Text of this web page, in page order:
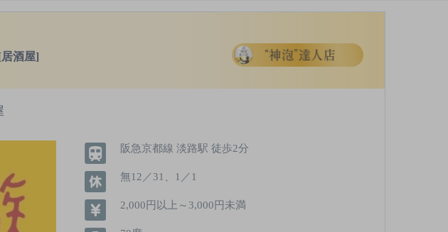
酒屋]
阪急京都線 淡路駅 徒歩2分
無12／31、1／1
2,000円以上～3,000円未満